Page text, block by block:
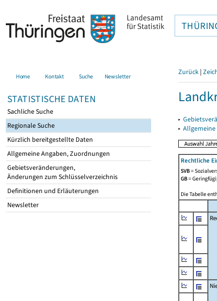
Home Kontakt Suche Newsletter
STATISTISCHE DATEN
Sachliche Suche
Regionale Suche
Kürzlich bereitgestellte Daten
Allgemeine Angaben, Zuordnungen
Gebietsveränderungen,
Änderungen zum Schlüsselverzeichnis
Definitionen und Erläuterungen
Newsletter
Zurück |
▸
▸
Rechtliche
SVB=
GB=
Die Tabelle